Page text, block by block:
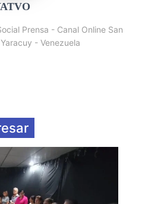
Prensa - Canal Online San
- Venezuela